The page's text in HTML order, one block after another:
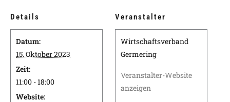
Details
Datum:
15. Oktober 2023
Zeit:
11:00 - 18:00
Website:
Veranstalter
Wirtschaftsverband
Germering
Veranstalter-Website
anzeigen